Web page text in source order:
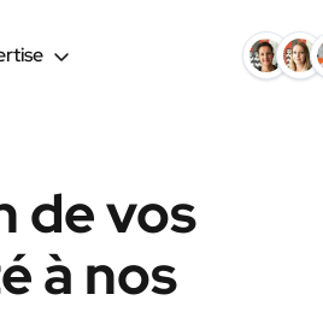
de vos
à nos